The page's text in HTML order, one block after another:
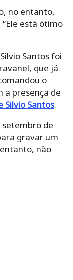
no entanto,
está ótimo
Santos foi
que já
o
a presença de
Silvio Santos.
setembro de
gravar um
não